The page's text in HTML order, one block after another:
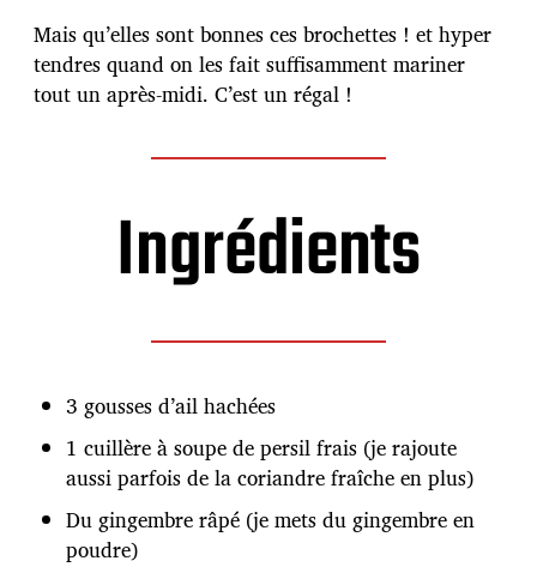
e
d
e
p
Mais qu’elles sont bonnes ces brochettes ! et hyper
tendres quand on les fait suffisamment mariner
tout un après-midi. C’est un régal !
Ingrédients
3 gousses d’ail hachées
1 cuillère à soupe de persil frais (je rajoute
aussi parfois de la coriandre fraîche en plus)
Du gingembre râpé (je mets du gingembre en
poudre)